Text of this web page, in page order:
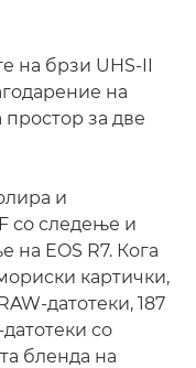
на брзи UHS-II
на
простор за две
и
со следење и
EOS R7. Кога
картички,
датотеки, 187
со
бленда на